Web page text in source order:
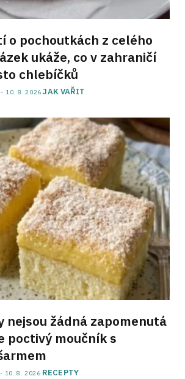
o pochoutkách z celého
ukáže, co v zahraničí
chlebíčků
10. 8. 2026 JAK VAŘIT
nejsou žádná zapomenutá
poctivý moučník s
10. 8. 2026 RECEPTY